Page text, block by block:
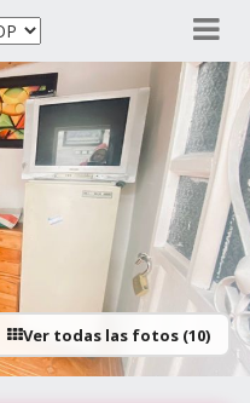
Ver todas las fotos (10)